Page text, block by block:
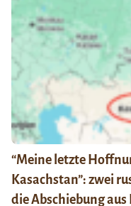
“Meine letzte
Kasachstan”: zwei
die Abschiebung aus